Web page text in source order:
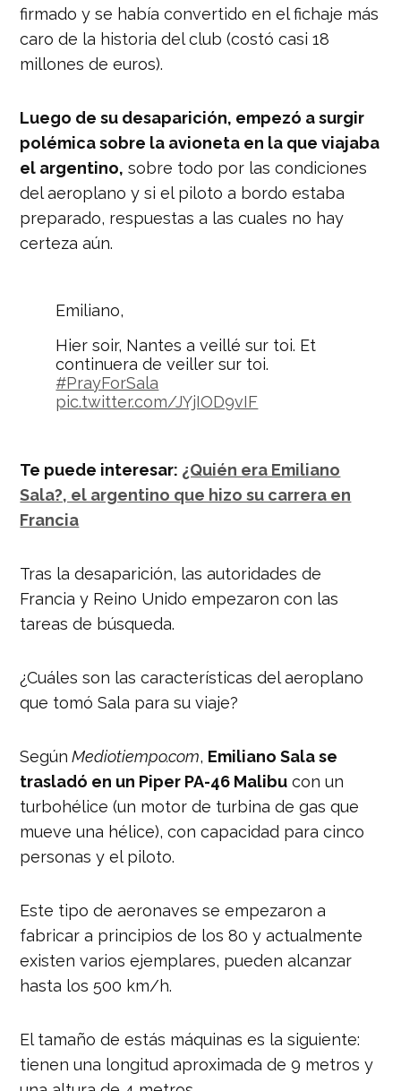
firmado y se había convertido en el fichaje más
caro de la historia del club (costó casi 18
millones de euros).
Luego de su desaparición, empezó a surgir
polémica sobre la avioneta en la que viajaba
el argentino, sobre todo por las condiciones
del aeroplano y si el piloto a bordo estaba
preparado, respuestas a las cuales no hay
certeza aún.
Emiliano,
Hier soir, Nantes a veillé sur toi. Et
continuera de veiller sur toi.
#PrayForSala
pic.twitter.com/JYjIOD9vIF
Te puede interesar: ¿Quién era Emiliano
Sala?, el argentino que hizo su carrera en
Francia
Tras la desaparición, las autoridades de
Francia y Reino Unido empezaron con las
tareas de búsqueda.
¿Cuáles son las características del aeroplano
que tomó Sala para su viaje?
Según Mediotiempo.com, Emiliano Sala se
trasladó en un Piper PA-46 Malibu con un
turbohélice (un motor de turbina de gas que
mueve una hélice), con capacidad para cinco
personas y el piloto.
Este tipo de aeronaves se empezaron a
fabricar a principios de los 80 y actualmente
existen varios ejemplares, pueden alcanzar
hasta los 500 km/h.
El tamaño de estás máquinas es la siguiente:
tienen una longitud aproximada de 9 metros y